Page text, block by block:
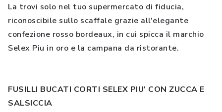
La trovi solo nel tuo supermercato di fiducia,
riconoscibile sullo scaffale grazie all'elegante
confezione rosso bordeaux, in cui spicca il marchio
Selex Piu in oro e la campana da ristorante.
FUSILLI BUCATI CORTI SELEX PIU' CON ZUCCA E
SALSICCIA